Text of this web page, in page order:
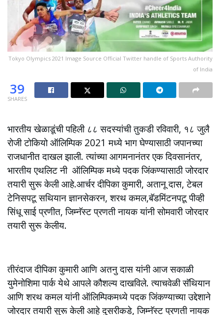
Tokyo Olympics 2021 Image Source Official Twitter handle of Sports Authority
of India
39
SHARES
भारतीय खेळाडूंची पहिली ८८ सदस्यांची तुकडी रविवारी, १८ जुलै
रोजी टोकियो ऑलिम्पिक 2021 मध्ये भाग घेण्यासाठी जपानच्या
राजधानीत दाखल झाली. त्यांच्या आगमनानंतर एक दिवसानंतर,
भारतीय एथलिट नी ऑलिम्पिक मध्ये पदक जिंकण्यासाठी जोरदार
तयारी सुरू केली आहे.आर्चर दीपिका कुमारी, अतानू दास, टेबल
टेनिसपटू सथियान ज्ञानसेकरन, शरथ कमल,बॅडमिंटनपटू पीव्ही
सिंधू साई प्रणीत, जिम्नॅस्ट प्रणती नायक यांनी सोमवारी जोरदार
तयारी सुरू केलीय.
तीरंदाज दीपिका कुमारी आणि अतनु दास यांनी आज सकाळी
युमेनोशिमा पार्क येथे आपले कौशल्य दाखविले. त्याचवेळी सॅथियान
आणि शरथ कमल यांनी ऑलिम्पिकमध्ये पदक जिंकण्याच्या उद्देशाने
जोरदार तयारी सुरू केली आहे दुसरीकडे, जिम्नॅस्ट प्रणती नायक